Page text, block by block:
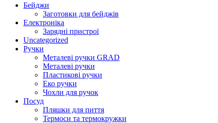
Бейджи
Заготовки для бейджів
Електроніка
Зарядні пристрої
Uncategorized
Ручки
Металеві ручки GRAD
Металеві ручки
Пластикові ручки
Еко ручки
Чохли для ручок
Посуд
Пляшки для пиття
Термоси та термокружки